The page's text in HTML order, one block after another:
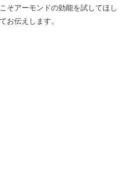
そアーモンドの効能を試してほし
お伝えします。